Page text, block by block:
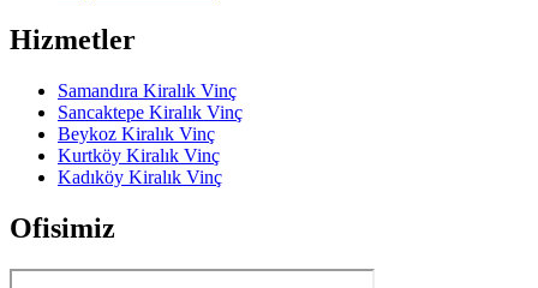
Hizmetler
Samandıra Kiralık Vinç
Sancaktepe Kiralık Vinç
Beykoz Kiralık Vinç
Kurtköy Kiralık Vinç
Kadıköy Kiralık Vinç
Ofisimiz